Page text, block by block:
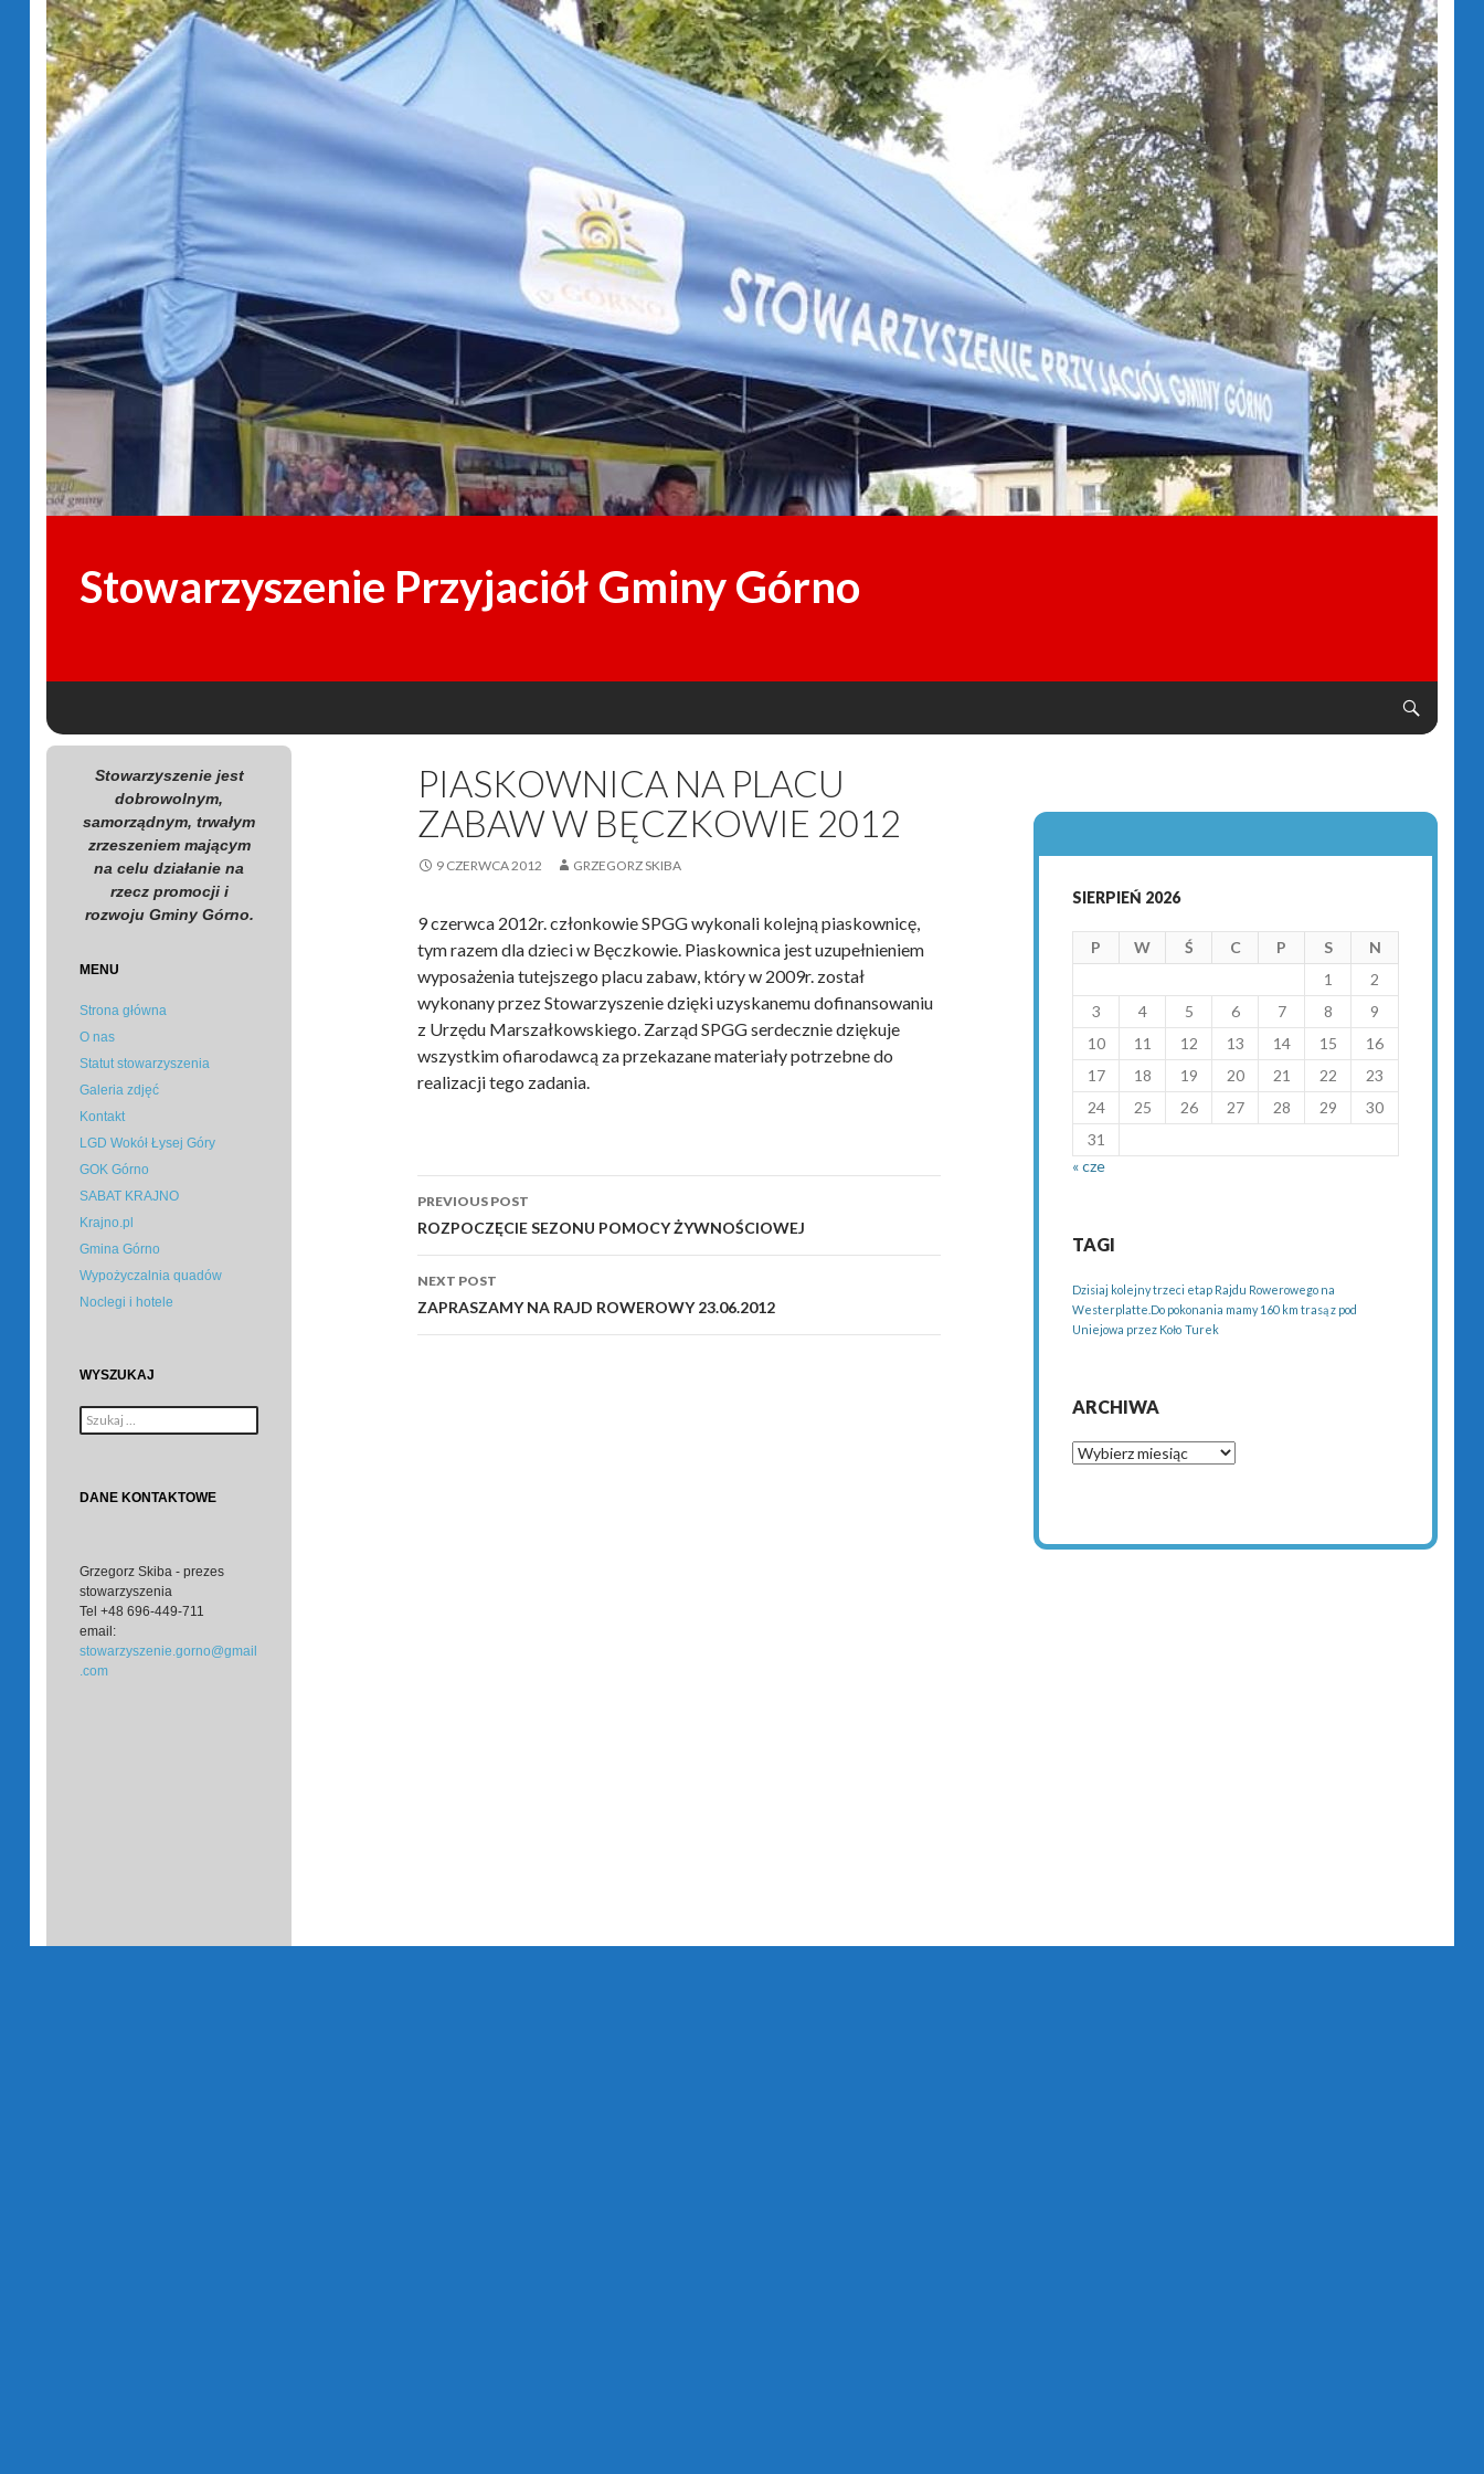
Stowarzyszenie Przyjaciół Gminy Górno
PIASKOWNICA NA PLACU
ZABAW W BĘCZKOWIE 2012
9 CZERWCA 2012 GRZEGORZ SKIBA
9 czerwca 2012r. członkowie SPGG wykonali kolejną piaskownicę,
tym razem dla dzieci w Bęczkowie. Piaskownica jest uzupełnieniem
wyposażenia tutejszego placu zabaw, który w 2009r. został
wykonany przez Stowarzyszenie dzięki uzyskanemu dofinansowaniu
z Urzędu Marszałkowskiego. Zarząd SPGG serdecznie dziękuje
wszystkim ofiarodawcą za przekazane materiały potrzebne do
realizacji tego zadania.
Post
navigation
PREVIOUS POST
ROZPOCZĘCIE SEZONU POMOCY ŻYWNOŚCIOWEJ
NEXT POST
ZAPRASZAMY NA RAJD ROWEROWY 23.06.2012
SIERPIEŃ 2026
P W Ś C P S
N
1
2
3
4 5 6 7 8
9
10
11 12 13 14 15
16
17
18 19 20 21 22
23
24
25 26 27 28 29
30
31
« cze
TAGI
Dzisiaj kolejny trzeci etap Rajdu Rowerowego na
Westerplatte.Do pokonania mamy 160 km trasą z pod
Uniejowa przez Koło Turek
ARCHIWA
Archiwa
Stowarzyszenie jest
dobrowolnym,
samorządnym, trwałym
zrzeszeniem mającym
na celu działanie na
rzecz promocji i
rozwoju Gminy Górno.
MENU
Strona główna
O nas
Statut stowarzyszenia
Galeria zdjęć
Kontakt
LGD Wokół Łysej Góry
GOK Górno
SABAT KRAJNO
Krajno.pl
Gmina Górno
Wypożyczalnia quadów
Noclegi i hotele
WYSZUKAJ
Szukaj:
DANE KONTAKTOWE
Grzegorz Skiba - prezes
stowarzyszenia
Tel +48 696-449-711
email:
stowarzyszenie.gorno@gmail
.com